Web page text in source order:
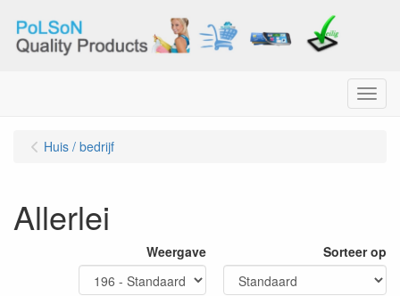
Menu
Huis / bedrijf
Allerlei
Weergave Sorteer op